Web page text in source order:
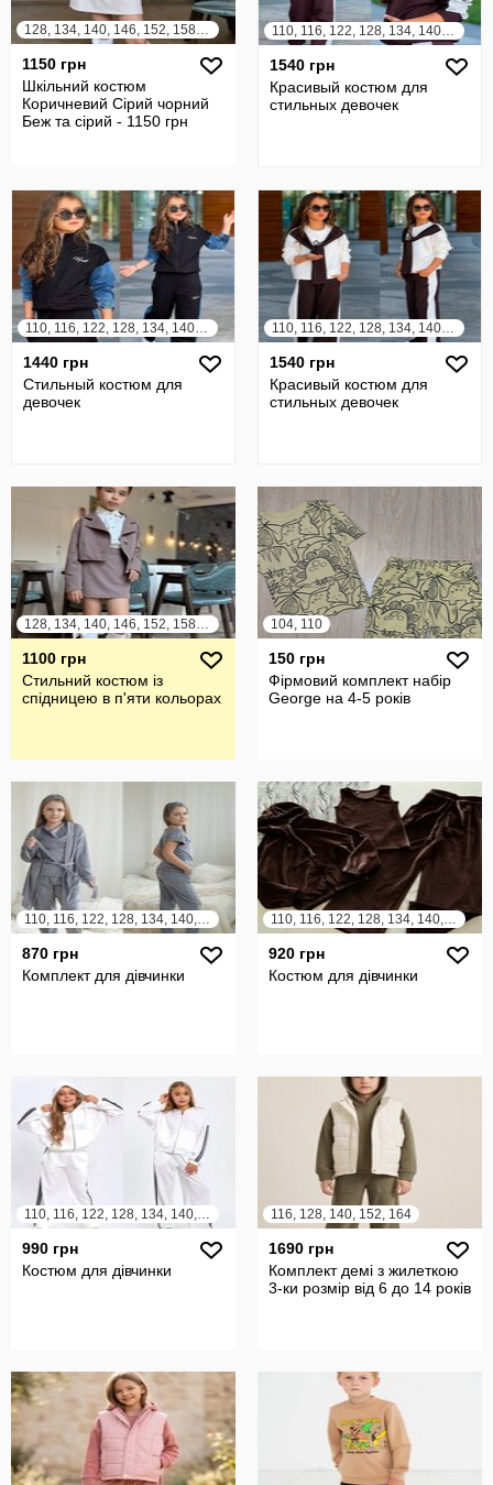
128, 134, 140, 146, 152, 158, 164
1150 грн
Шкільний костюм
Коричневий Сірий чорний
Беж та сірий - 1150 грн
110, 116, 122, 128, 134, 140, 146, 152, 158, 164
1540 грн
Красивый костюм для
стильных девочек
110, 116, 122, 128, 134, 140, 146, 152, 158, 164
1440 грн
Стильный костюм для
девочек
110, 116, 122, 128, 134, 140, 146, 152, 158, 164
1540 грн
Красивый костюм для
стильных девочек
128, 134, 140, 146, 152, 158, 164
1100 грн
Стильний костюм із
спідницею в п'яти кольорах
104, 110
150 грн
Фірмовий комплект набір
George на 4-5 років
110, 116, 122, 128, 134, 140, 146, 152, 158, 164
870 грн
Комплект для дівчинки
110, 116, 122, 128, 134, 140, 146, 152, 158, 164
920 грн
Костюм для дівчинки
110, 116, 122, 128, 134, 140, 146, 152, 158, 164
990 грн
Костюм для дівчинки
116, 128, 140, 152, 164
1690 грн
Комплект демі з жилеткою
3-ки розмір від 6 до 14 років